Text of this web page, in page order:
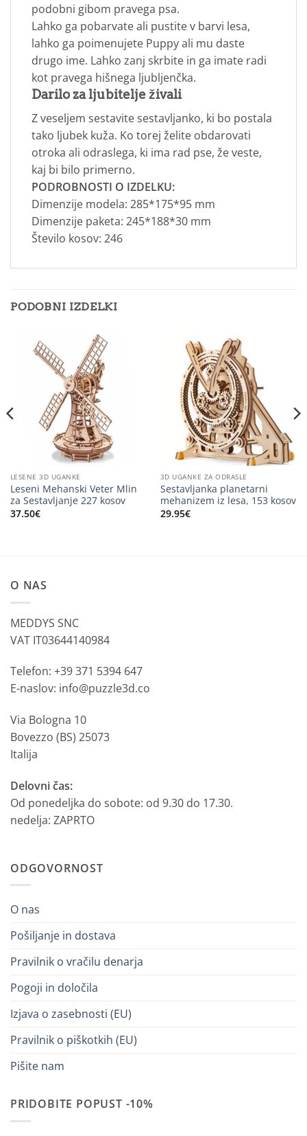
podobni gibom pravega psa.
Lahko ga pobarvate ali pustite v barvi lesa,
lahko ga poimenujete Puppy ali mu daste
drugo ime. Lahko zanj skrbite in ga imate radi
kot pravega hišnega ljubljenčka.
Darilo za ljubitelje živali
Z veseljem sestavite sestavljanko, ki bo postala
tako ljubek kuža. Ko torej želite obdarovati
otroka ali odraslega, ki ima rad pse, že veste,
kaj bi bilo primerno.
PODROBNOSTI O IZDELKU:
Dimenzije modela: 285*175*95 mm
Dimenzije paketa: 245*188*30 mm
Število kosov: 246
PODOBNI IZDELKI
LESENE 3D UGANKE
Leseni Mehanski Veter Mlin
za Sestavljanje 227 kosov
37.50€
3D UGANKE ZA ODRASLE
Sestavljanka planetarni
mehanizem iz lesa, 153 kosov
29.95€
O NAS
MEDDYS SNC
VAT IT03644140984
Telefon: +39 371 5394 647
E-naslov: info@puzzle3d.co
Via Bologna 10
Bovezzo (BS) 25073
Italija
Delovni čas:
Od ponedeljka do sobote: od 9.30 do 17.30.
nedelja: ZAPRTO
ODGOVORNOST
O nas
Pošiljanje in dostava
Pravilnik o vračilu denarja
Pogoji in določila
Izjava o zasebnosti (EU)
Pravilnik o piškotkih (EU)
Pišite nam
PRIDOBITE POPUST -10%